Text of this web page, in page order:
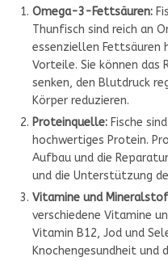
Omega-3-Fettsäuren:
Thunfisch sind reich an
essenziellen Fettsäuren
Vorteile. Sie können das
senken, den Blutdruck
Körper reduzieren.
Proteinquelle: Fische
hochwertiges Protein.
Aufbau und die
und die Unterstützung
Vitamine und
verschiedene Vitamine
Vitamin B12, Jod und
Knochengesundheit und